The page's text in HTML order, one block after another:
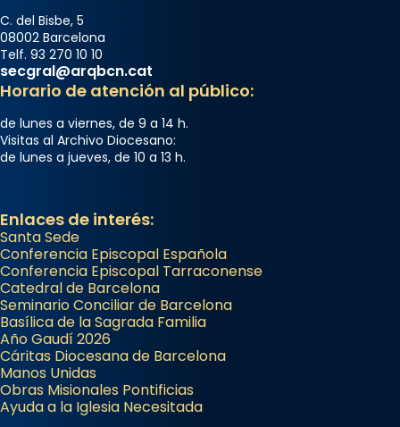
C. del Bisbe, 5
08002 Barcelona
Telf. 93 270 10 10
secgral@arqbcn.cat
Horario de atención al público:
de lunes a viernes, de 9 a 14 h.
Visitas al Archivo Diocesano:
de lunes a jueves, de 10 a 13 h.
Enlaces de interés:
Santa Sede
Conferencia Episcopal Española
Conferencia Episcopal Tarraconense
Catedral de Barcelona
Seminario Conciliar de Barcelona
Basílica de la Sagrada Familia
Año Gaudí 2026
Cáritas Diocesana de Barcelona
Manos Unidas
Obras Misionales Pontificias
Ayuda a la Iglesia Necesitada